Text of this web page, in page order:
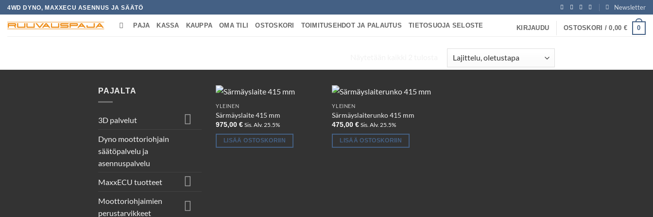
Skip
to
content
4WD DYNO, MAXXECU ASENNUS JA SÄÄTÖ Newsletter
PAJA KASSA KAUPPA OMA TILI OSTOSKORI TOIMITUSEHDOT JA PALAUTUS TIETOSUOJA SELOSTE KIRJAUDU OSTOSKORI /0,00 € 0
PAJALTA
3D palvelut
Dyno moottoriohjain
säätöpalvelu ja
asennuspalvelu
MaxxECU tuotteet
Moottoriohjaimien
perustarvikkeet
YLEINEN
Särmäyslaite 415 mm
975,00€ Sis. Alv. 25.5%
LISÄÄ OSTOSKORIIN
YLEINEN
Särmäyslaiterunko 415 mm
475,00€ Sis. Alv. 25.5%
LISÄÄ OSTOSKORIIN